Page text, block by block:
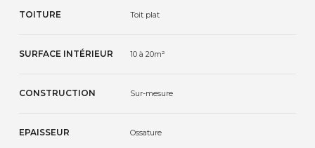
TOITURE Toit plat
SURFACE INTÉRIEUR 10 à 20m²
CONSTRUCTION Sur-mesure
EPAISSEUR Ossature